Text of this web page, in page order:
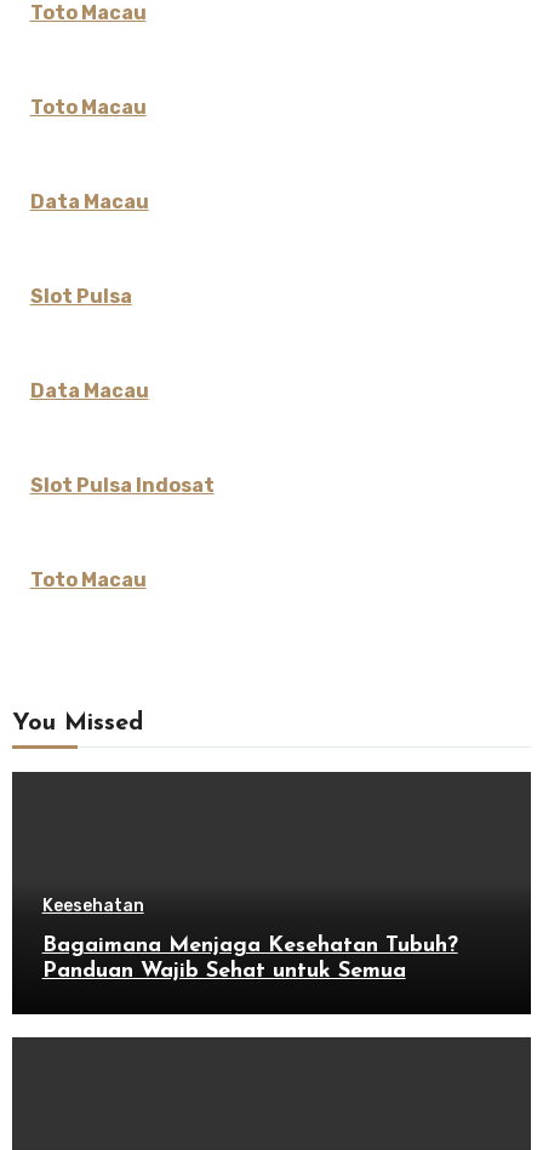
Toto Macau
Toto Macau
Data Macau
Slot Pulsa
Data Macau
Slot Pulsa Indosat
Toto Macau
You Missed
Keesehatan
Bagaimana Menjaga Kesehatan Tubuh?
Panduan Wajib Sehat untuk Semua